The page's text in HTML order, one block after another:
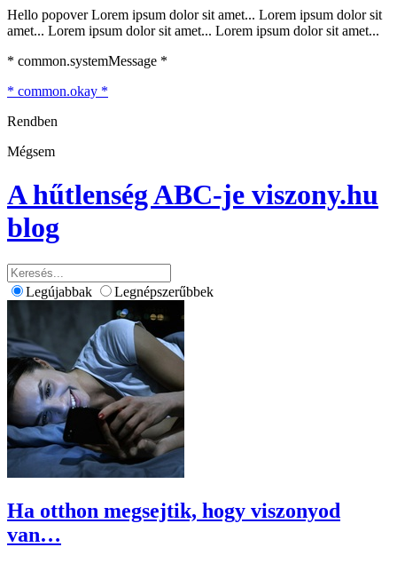
Hello popover Lorem ipsum dolor sit amet... Lorem ipsum dolor sit
amet... Lorem ipsum dolor sit amet... Lorem ipsum dolor sit amet...
* common.systemMessage *
* common.okay *
Rendben
Mégsem
A hűtlenség ABC-je viszony.hu
blog
Legújabbak Legnépszerűbbek
Ha otthon megsejtik, hogy viszonyod
van…